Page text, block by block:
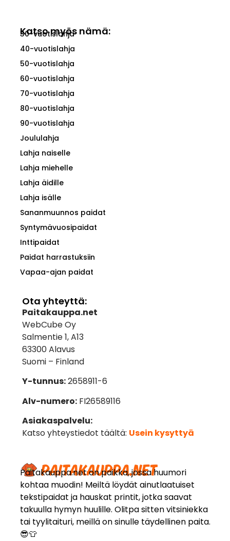
Paitakauppa.net on paikka, jossa huumori
kohtaa muodin! Meiltä löydät ainutlaatuiset
tekstipaidat ja hauskat printit, jotka saavat
takuulla hymyn huulille. Olitpa sitten vitsiniekka
tai tyylitaituri, meillä on sinulle täydellinen paita.
😎👕
Katso myös nämä:
30-vuotislahja
40-vuotislahja
50-vuotislahja
60-vuotislahja
70-vuotislahja
80-vuotislahja
90-vuotislahja
Joululahja
Lahja naiselle
Lahja miehelle
Lahja äidille
Lahja isälle
Sananmuunnos paidat
Syntymävuosipaidat
Inttipaidat
Paidat harrastuksiin
Vapaa-ajan paidat
Ota yhteyttä:
Paitakauppa.net
WebCube Oy
Salmentie 1, A13
63300 Alavus
Suomi – Finland
Y-tunnus:2658911-6
Alv-numero:FI26589116
Asiakaspalvelu:
Katso yhteystiedot täältä: Usein kysyttyä